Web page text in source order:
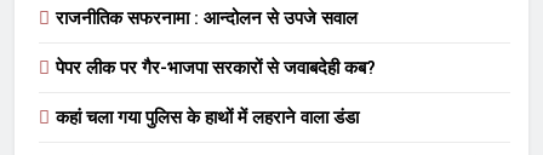
राजनीतिक सफरनामा : आन्दोलन से उपजे सवाल
पेपर लीक पर गैर-भाजपा सरकारों से जवाबदेही कब?
कहां चला गया पुलिस के हाथों में लहराने वाला डंडा